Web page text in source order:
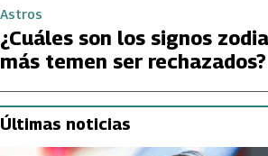
Astros
¿Cuáles son los signos
más temen ser rechazados?
Últimas noticias